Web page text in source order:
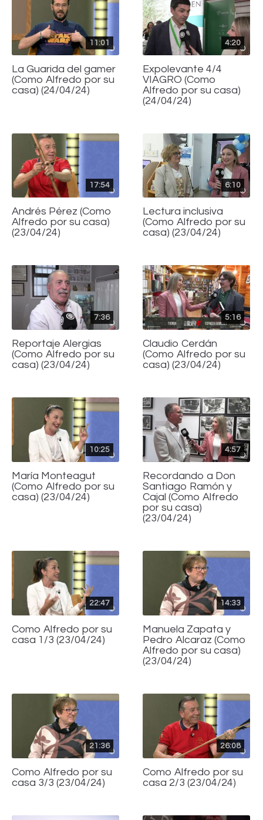
11:01
La Guarida del gamer
(Como Alfredo por su
casa) (24/04/24)
4:20
Expolevante 4/4
VIAGRO (Como
Alfredo por su casa)
(24/04/24)
17:54
Andrés Pérez (Como
Alfredo por su casa)
(23/04/24)
6:10
Lectura inclusiva
(Como Alfredo por su
casa) (23/04/24)
7:36
Reportaje Alergias
(Como Alfredo por su
casa) (23/04/24)
5:16
Claudio Cerdán
(Como Alfredo por su
casa) (23/04/24)
10:25
María Monteagut
(Como Alfredo por su
casa) (23/04/24)
4:57
Recordando a Don
Santiago Ramón y
Cajal (Como Alfredo
por su casa)
(23/04/24)
22:47
Como Alfredo por su
casa 1/3 (23/04/24)
14:33
Manuela Zapata y
Pedro Alcaraz (Como
Alfredo por su casa)
(23/04/24)
21:36
Como Alfredo por su
casa 3/3 (23/04/24)
26:08
Como Alfredo por su
casa 2/3 (23/04/24)